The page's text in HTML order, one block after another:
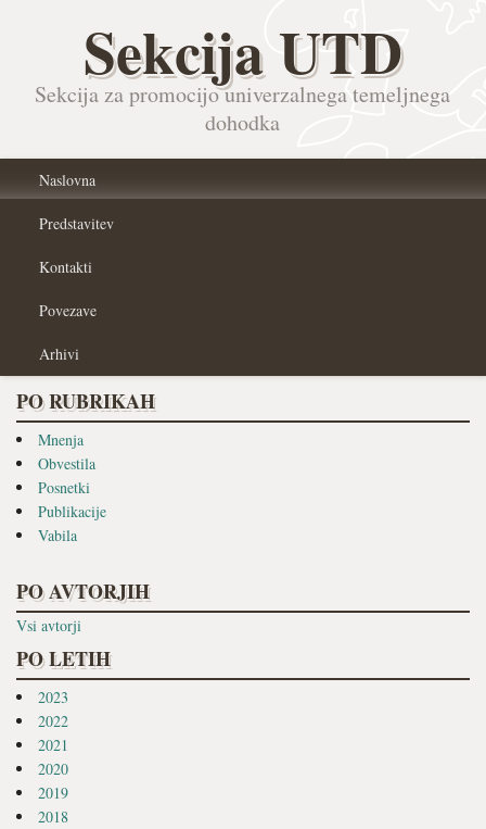
Sekcija UTD
Sekcija za promocijo univerzalnega temeljnega
dohodka
Naslovna
Predstavitev
Kontakti
Povezave
Arhivi
PO RUBRIKAH
Mnenja
Obvestila
Posnetki
Publikacije
Vabila
PO AVTORJIH
Vsi avtorji
PO LETIH
2023
2022
2021
2020
2019
2018